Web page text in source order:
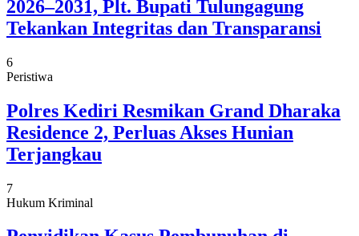
2026–2031, Plt. Bupati Tulungagung
Tekankan Integritas dan Transparansi
6
Peristiwa
Polres Kediri Resmikan Grand Dharaka
Residence 2, Perluas Akses Hunian
Terjangkau
7
Hukum Kriminal